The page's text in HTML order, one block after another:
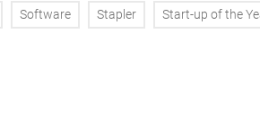
Software Stapler Start-up of the